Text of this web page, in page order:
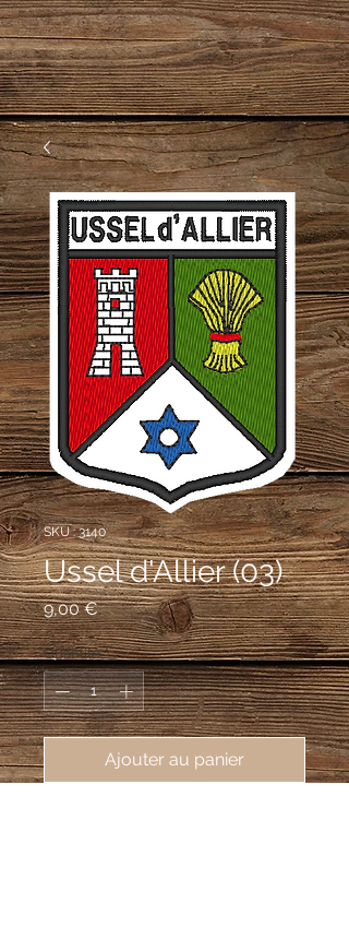
SKU : 3140
Ussel d'Allier (03)
9,00 €Prix
Quantité *
Ajouter au panier